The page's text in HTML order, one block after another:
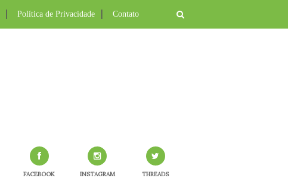
Política de Privacidade Contato
FACEBOOK INSTAGRAM THREADS